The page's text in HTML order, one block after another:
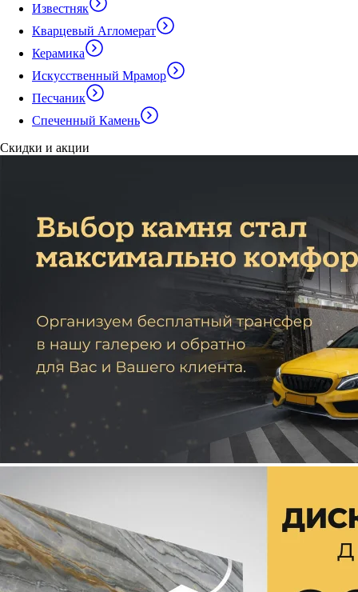
Известняк
Кварцевый Агломерат
Керамика
Искусственный Мрамор
Песчаник
Спеченный Камень
Скидки и акции